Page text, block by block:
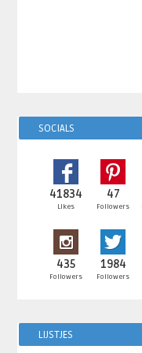
SOCIALS
41834
Likes
47
Followers
435
Followers
1984
Followers
LIJSTJES